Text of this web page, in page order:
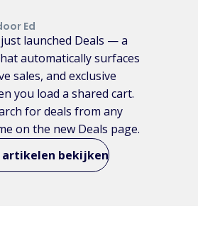
Ed
launched Deals — a
automatically surfaces
sales, and exclusive
you load a shared cart.
for deals from any
on the new Deals page.
artikelen bekijken